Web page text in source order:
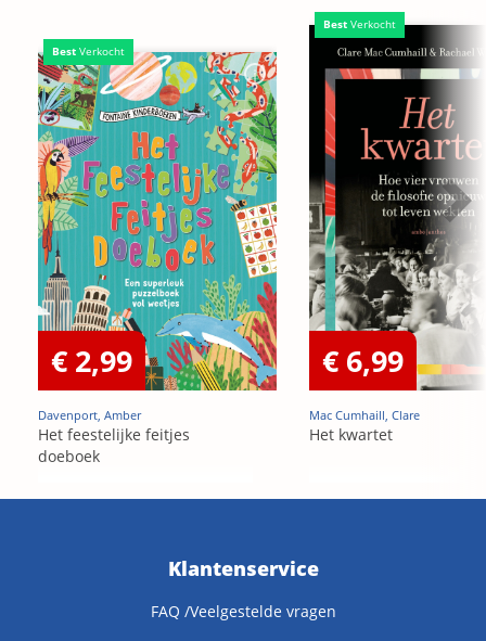
Best Verkocht
€ 2,99
Davenport, Amber
Het feestelijke feitjes
doeboek
Best Verkocht
€ 6,99
Mac Cumhaill, Clare
Het kwartet
Klantenservice
FAQ /Veelgestelde vragen